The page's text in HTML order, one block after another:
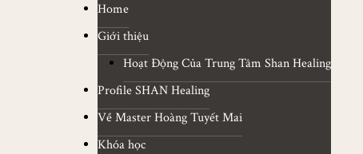
Home
Giới thiệu
Hoạt Động Của Trung Tâm Shan Healing
Profile SHAN Healing
Về Master Hoàng Tuyết Mai
Khóa học